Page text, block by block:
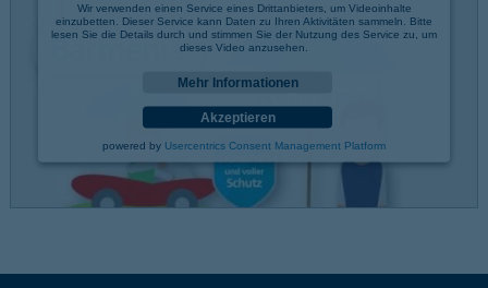
Wir verwenden einen Service eines Drittanbieters, um Videoinhalte
einzubetten. Dieser Service kann Daten zu Ihren Aktivitäten sammeln. Bitte
lesen Sie die Details durch und stimmen Sie der Nutzung des Service zu, um
dieses Video anzusehen.
Mehr Informationen
Akzeptieren
powered by Usercentrics Consent Management Platform